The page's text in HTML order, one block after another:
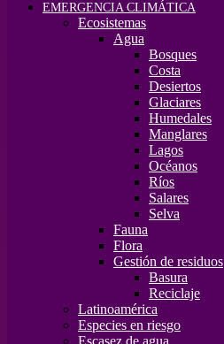
EMERGENCIA CLIMÁTICA
Ecosistemas
Agua
Bosques
Costa
Desiertos
Glaciares
Humedales
Manglares
Lagos
Océanos
Ríos
Salares
Selva
Fauna
Flora
Gestión de residuos
Basura
Reciclaje
Latinoamérica
Especies en riesgo
Escasez de agua